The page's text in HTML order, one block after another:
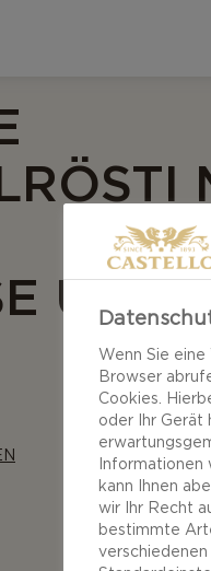
UND
Wenn Sie
Browser
Cookies.
oder Ihr Gerät
kann Ihnen
wir Ihr Recht
bestimmte